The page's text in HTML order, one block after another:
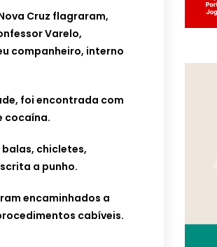
Cruz flagraram,
Varelo,
companheiro, interno
foi encontrada com
cocaína.
chicletes,
a punho.
encaminhados a
cabíveis.